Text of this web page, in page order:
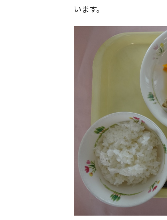
います。